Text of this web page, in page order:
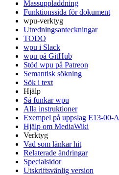
Massuppladdning
Funktionssida för dokument
wpu-verktyg
Utredningsanteckningar
TODO
wpu i Slack
wpu på GitHub
Stöd wpu på Patreon
Semantisk sökning
Sök i text
Hjälp
Så funkar wpu
Alla instruktioner
Exempel på uppslag E13-00-A
Hjälp om MediaWiki
Verktyg
Vad som länkar hit
Relaterade ändringar
Specialsidor
Utskriftsvänlig version